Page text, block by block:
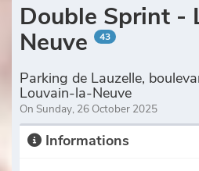
Double Sprint -
Neuve
43
Parking de Lauzelle,
Louvain-la-Neuve
On Sunday, 26 October 2025
Informations